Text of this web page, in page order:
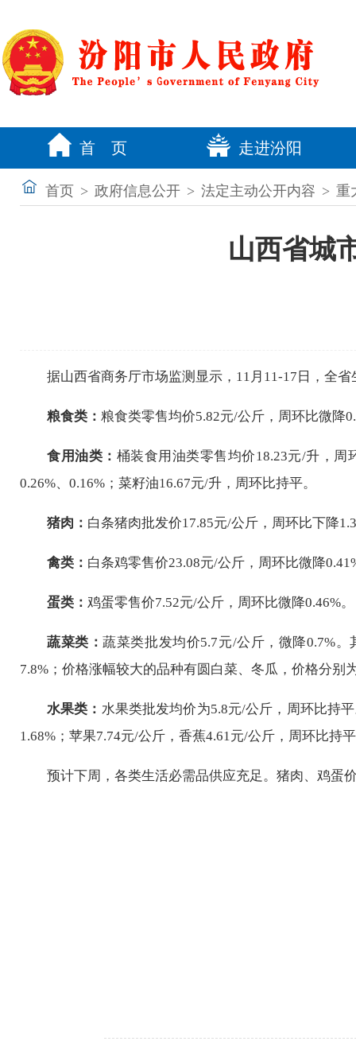
首 页 走进汾阳
首页 > 政府信息公开 > 法定主动公开内容 > 重
山西省城
据山西省商务厅市场监测显示， 11月11-17日 ，全
粮食类： 粮食类零售均价5.82元/公斤，周环比微降0.
食用油类： 桶装食用油类零售均价18.23元/升，周
0.26%、 0.16%； 菜籽油16.67元/升 ， 周环比持平。
猪肉： 白条猪肉批发价17.85元/公斤，周环比下降
禽类： 白条鸡零售价23.08元/公斤，周环比微降
蛋类： 鸡蛋零售价7.52元/公斤，周环比微降0.46%。
蔬菜类：蔬菜类批发均价5.7元/公斤， 微降0.7%。
7.8%；价格涨幅较大的品种有圆白菜、 冬瓜 ，价格分别
水果类： 水果类批发均价为5.8元/公斤，周环比持平
1.68%； 苹果7.74元/公斤，香蕉4.61元/公斤，周环比持平
预计下周，各类生活必需品供应充足。猪肉、鸡蛋